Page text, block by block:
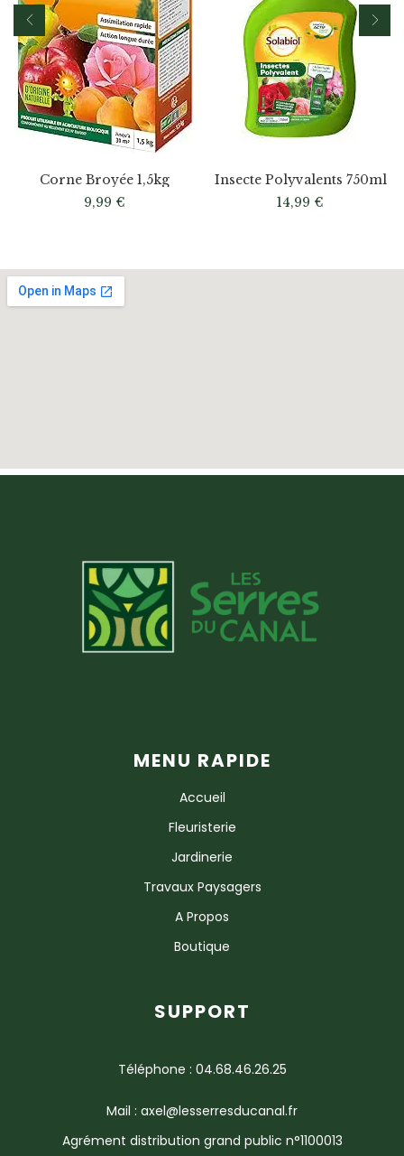
Corne Broyée 1,5kg
9,99 €
Insecte Polyvalents 750ml
14,99 €
MENU RAPIDE
Accueil
Fleuristerie
Jardinerie
Travaux Paysagers
A Propos
Boutique
SUPPORT
Téléphone : 04.68.46.26.25
Mail : axel@lesserresducanal.fr
Agrément distribution grand public n°1100013